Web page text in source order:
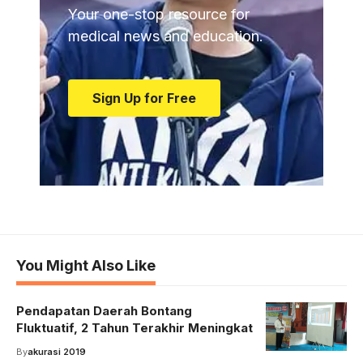
Your one-stop resource for
medical news and education.
Sign Up for Free
You Might Also Like
Pendapatan Daerah Bontang
Fluktuatif, 2 Tahun Terakhir Meningkat
Byakurasi 2019